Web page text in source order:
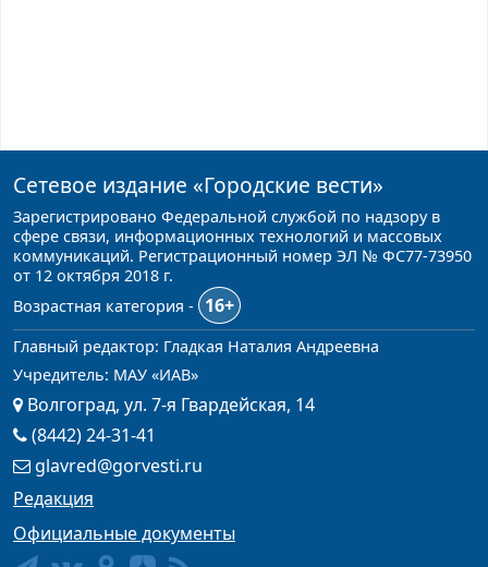
Сетевое издание «Городские вести»
Зарегистрировано Федеральной службой по надзору в
сфере связи, информационных технологий и массовых
коммуникаций. Регистрационный номер ЭЛ № ФС77-73950
от 12 октября 2018 г.
Возрастная категория -
16+
Главный редактор: Гладкая Наталия Андреевна
Учредитель: МАУ «ИАВ»
Волгоград, ул. 7-я Гвардейская, 14
(8442) 24-31-41
glavred@gorvesti.ru
Редакция
Официальные документы